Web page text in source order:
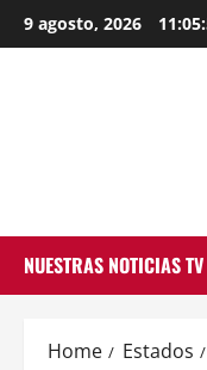
Skip
to
9 agosto, 2026
NUESTRAS NOTICIAS TV
Home Estados